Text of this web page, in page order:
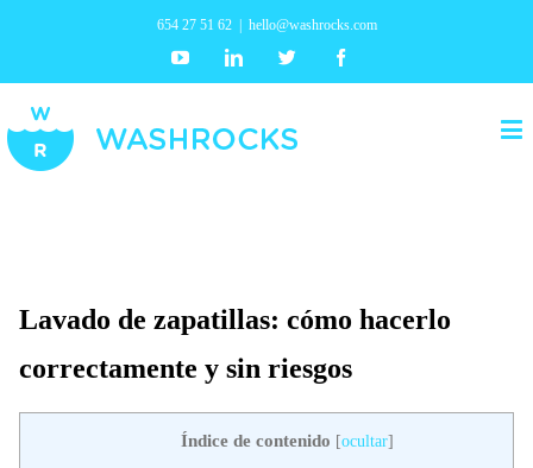
654 27 51 62 hello@washrocks.com
YoutubeLinkedin Twitter
Lavado de zapatillas: cómo hacerlo
correctamente y sin riesgos
Índice de contenido [ocultar]